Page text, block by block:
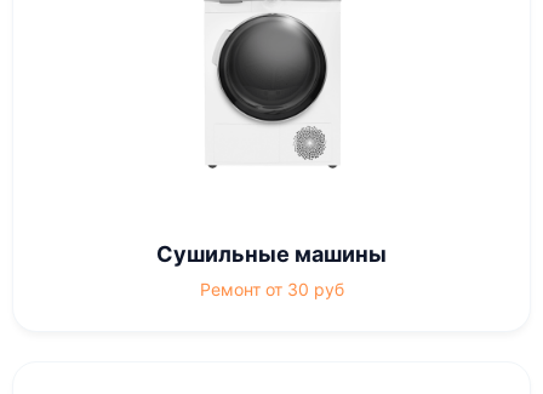
Сушильные машины
Ремонт от 30 руб